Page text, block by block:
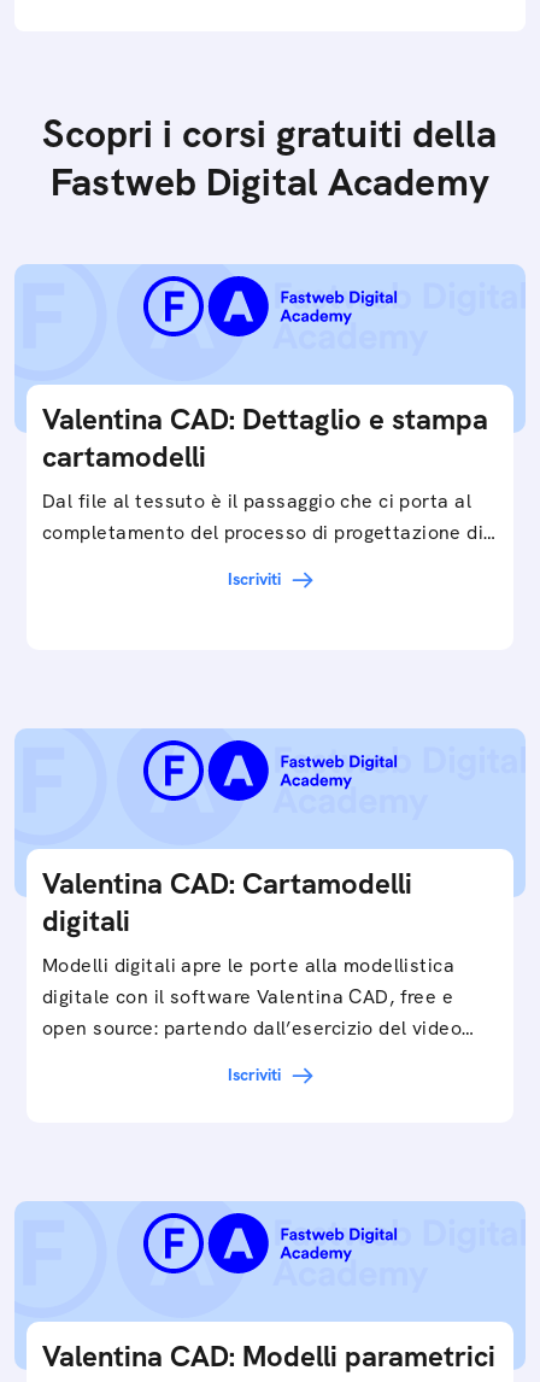
Scopri i corsi gratuiti della
Fastweb Digital Academy
Valentina CAD: Dettaglio e stampa
cartamodelli
Dal file al tessuto è il passaggio che ci porta al
completamento del processo di progettazione di
Iscriviti
Valentina CAD: Cartamodelli
digitali
Modelli digitali apre le porte alla modellistica
digitale con il software Valentina CAD, free e
open source: partendo dall’esercizio del video…
Iscriviti
Valentina CAD: Modelli parametrici